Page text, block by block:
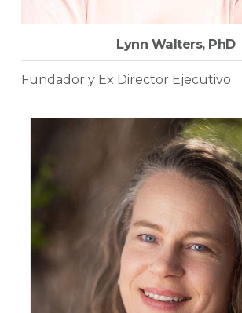
Lynn Walters, PhD
Fundador y Ex Director Ejecutivo